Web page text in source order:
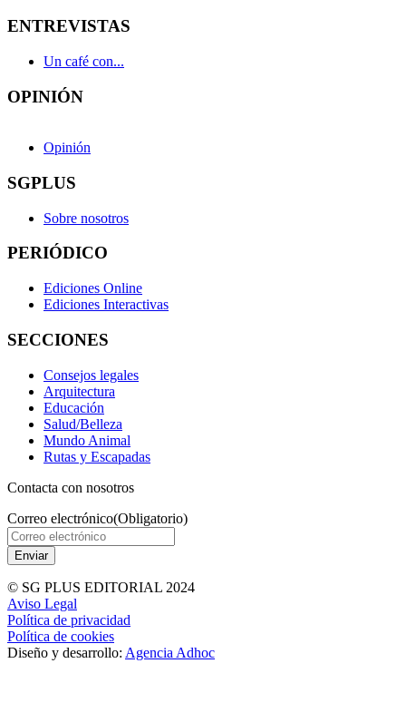
ENTREVISTAS
Un café con...
OPINIÓN
Opinión
SGPLUS
Sobre nosotros
PERIÓDICO
Ediciones Online
Ediciones Interactivas
SECCIONES
Consejos legales
Arquitectura
Educación
Salud/Belleza
Mundo Animal
Rutas y Escapadas
Contacta con nosotros
Correo electrónico(Obligatorio)
© SG PLUS EDITORIAL 2024
Aviso Legal
Política de privacidad
Política de cookies
Diseño y desarrollo: Agencia Adhoc